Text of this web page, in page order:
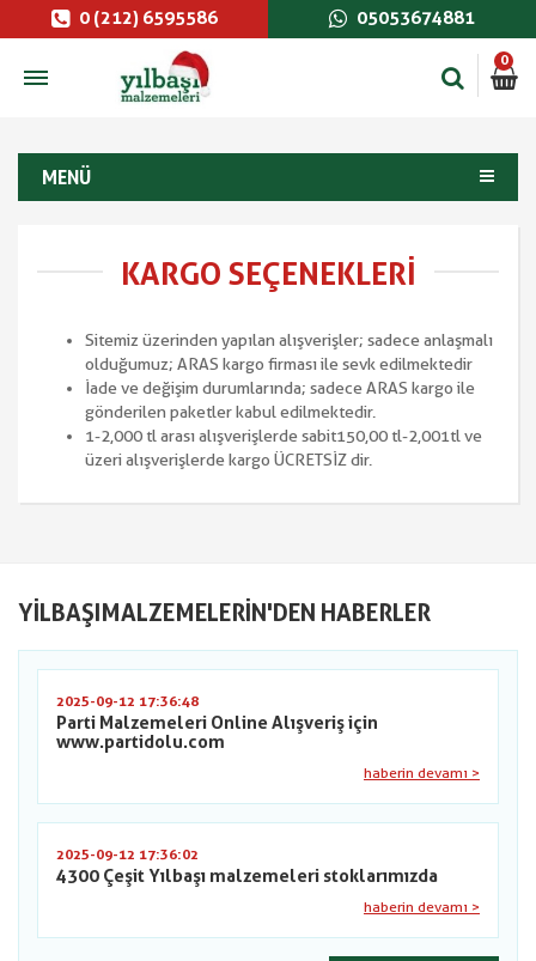
0 (212) 6595586 05053674881
0
MENÜ
KARGO SEÇENEKLERI
Sitemiz üzerinden yapılan alışverişler; sadece anlaşmalı
olduğumuz; ARAS kargo firması ile sevk edilmektedir
İade ve değişim durumlarında; sadece ARAS kargo ile
gönderilen paketler kabul edilmektedir.
1-2,000 tl arası alışverişlerde sabit 150,00 tl-2,001 tl ve
üzeri alışverişlerde kargo ÜCRETSİZ dir.
YILBAŞIMALZEMELERIN'DEN HABERLER
2025-09-12 17:36:48
Parti Malzemeleri Online Alışveriş için
www.partidolu.com
haberin devamı >
2025-09-12 17:36:02
4300 Çeşit Yılbaşı malzemeleri stoklarımızda
haberin devamı >